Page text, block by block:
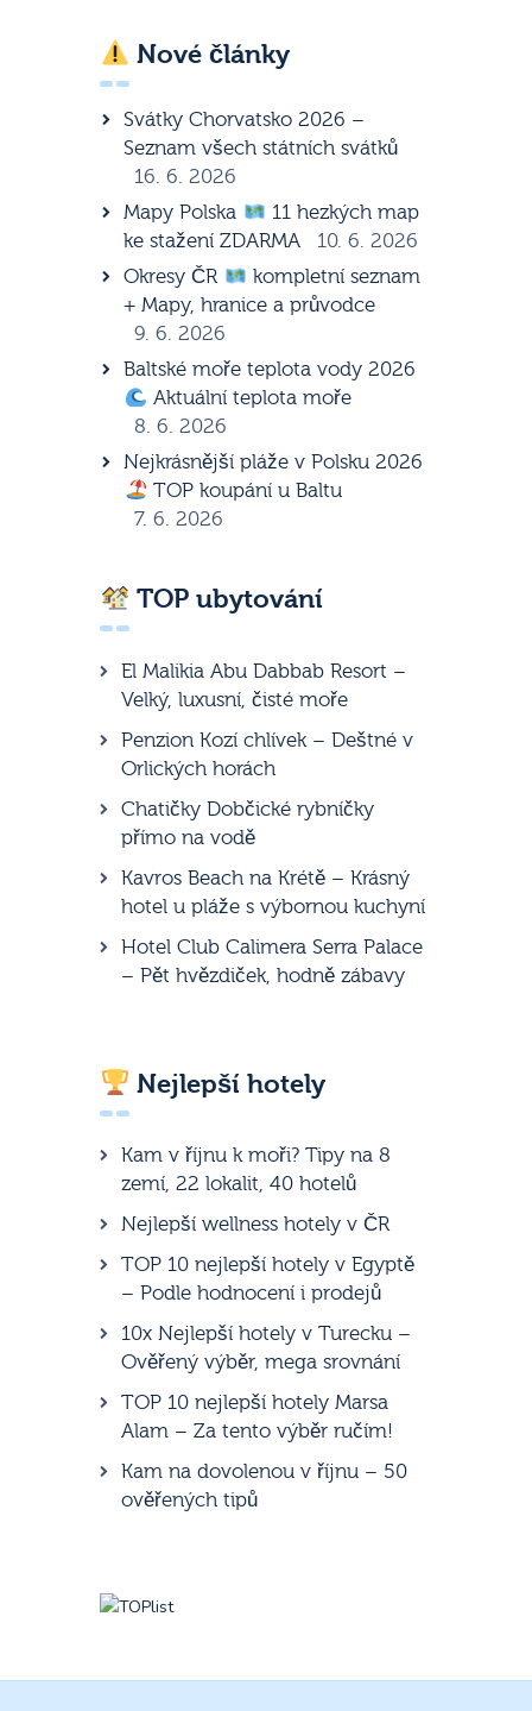
Nové články
Svátky Chorvatsko 2026 –
Seznam všech státních svátků
16. 6. 2026
Mapy Polska
11 hezkých map
ke stažení ZDARMA
10. 6. 2026
Okresy ČR
kompletní seznam
+ Mapy, hranice a průvodce
9. 6. 2026
Baltské moře teplota vody 2026
Aktuální teplota moře
8. 6. 2026
Nejkrásnější pláže v Polsku 2026
TOP koupání u Baltu
7. 6. 2026
TOP ubytování
El Malikia Abu Dabbab Resort –
Velký, luxusní, čisté moře
Penzion Kozí chlívek – Deštné v
Orlických horách
Chatičky Dobčické rybníčky
přímo na vodě
Kavros Beach na Krétě – Krásný
hotel u pláže s výbornou kuchyní
Hotel Club Calimera Serra Palace
– Pět hvězdiček, hodně zábavy
Nejlepší hotely
Kam v říjnu k moři? Tipy na 8
zemí, 22 lokalit, 40 hotelů
Nejlepší wellness hotely v ČR
TOP 10 nejlepší hotely v Egyptě
– Podle hodnocení i prodejů
10x Nejlepší hotely v Turecku –
Ověřený výběr, mega srovnání
TOP 10 nejlepší hotely Marsa
Alam – Za tento výběr ručím!
Kam na dovolenou v říjnu – 50
ověřených tipů